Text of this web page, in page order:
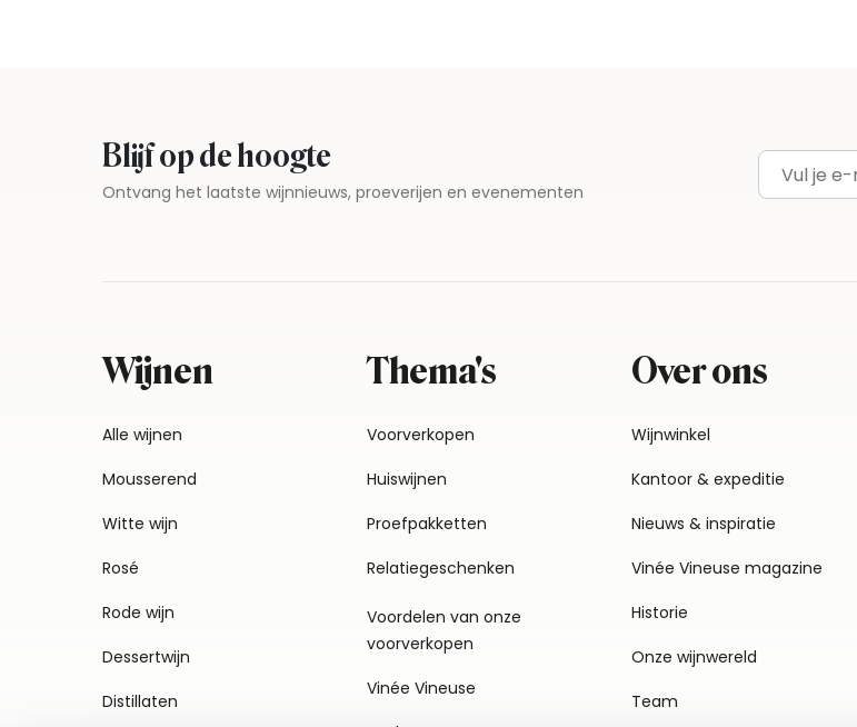
Blijf op de hoogte
Ontvang het laatste wijnnieuws, proeverijen en evenementen E-mailadres
Wijnen
Alle wijnen
Mousserend
Witte wijn
Rosé
Rode wijn
Dessertwijn
Distillaten
Thema's
Voorverkopen
Huiswijnen
Proefpakketten
Relatiegeschenken
Voordelen van onze
voorverkopen
Vinée Vineuse
Over ons
Wijnwinkel
Kantoor & expeditie
Nieuws & inspiratie
Vinée Vineuse magazine
Historie
Onze wijnwereld
Team